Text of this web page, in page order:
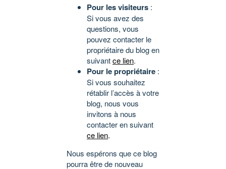
Pour les visiteurs :
Si vous avez des
questions, vous
pouvez contacter le
propriétaire du blog en
suivantce lien.
Pour le propriétaire :
Si vous souhaitez
rétablir l’accès à votre
blog, nous vous
invitons à nous
contacter en suivant
ce lien.
Nous espérons que ce blog
pourra être de nouveau